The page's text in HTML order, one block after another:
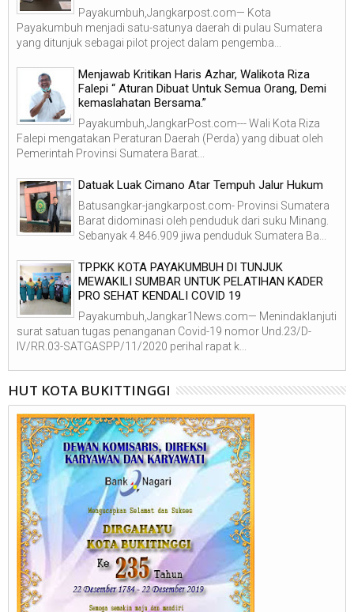
Payakumbuh,Jangkarpost.com— Kota
Payakumbuh menjadi satu-satunya daerah di pulau Sumatera
yang ditunjuk sebagai pilot project dalam pengemba...
Menjawab Kritikan Haris Azhar, Walikota Riza
Falepi “ Aturan Dibuat Untuk Semua Orang, Demi
kemaslahatan Bersama.”
Payakumbuh,JangkarPost.com--- Wali Kota Riza
Falepi mengatakan Peraturan Daerah (Perda) yang dibuat oleh
Pemerintah Provinsi Sumatera Barat...
Datuak Luak Cimano Atar Tempuh Jalur Hukum
Batusangkar-jangkarpost.com- Provinsi Sumatera
Barat didominasi oleh penduduk dari suku Minang.
Sebanyak 4.846.909 jiwa penduduk Sumatera Ba...
TP.PKK KOTA PAYAKUMBUH DI TUNJUK
MEWAKILI SUMBAR UNTUK PELATIHAN KADER
PRO SEHAT KENDALI COVID 19
Payakumbuh,Jangkar1News.com— Menindaklanjuti
surat satuan tugas penanganan Covid-19 nomor Und.23/D-
IV/RR.03-SATGASPP/11/2020 perihal rapat k...
HUT KOTA BUKITTINGGI